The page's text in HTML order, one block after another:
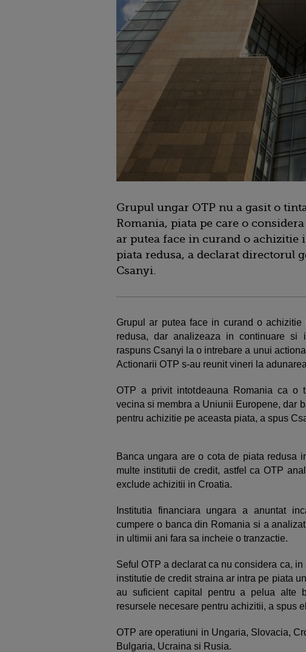
Grupul ungar OTP nu a gasit o
Romania, piata pe care o
ar putea face in curand o achizitie
piata redusa, a declarat directorul
Csanyi.
Grupul ar putea face in curand o
redusa, dar analizeaza in continuare si
raspuns Csanyi la o intrebare a unui
Actionarii OTP s-au reunit vineri la
OTP a privit intotdeauna Romania ca o
vecina si membra a Uniunii Europene, dar
pentru achizitie pe aceasta piata, a spus
Banca ungara are o cota de piata redusa
multe institutii de credit, astfel ca OTP
exclude achizitii in Croatia.
Institutia financiara ungara a anuntat
cumpere o banca din Romania si a
in ultimii ani fara sa incheie o tranzactie.
Seful OTP a declarat ca nu considera ca,
institutie de credit straina ar intra pe piata
au suficient capital pentru a pelua alte
resursele necesare pentru achizitii, a spus
OTP are operatiuni in Ungaria, Slovacia,
Bulgaria, Ucraina si Rusia.